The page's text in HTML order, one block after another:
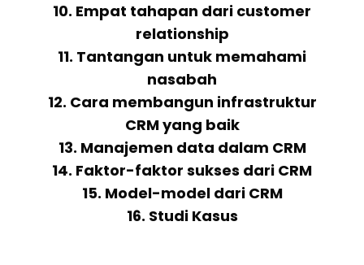
10. Empat tahapan dari customer
relationship
11. Tantangan untuk memahami
nasabah
12. Cara membangun infrastruktur
CRM yang baik
13. Manajemen data dalam CRM
14. Faktor-faktor sukses dari CRM
15. Model-model dari CRM
16. Studi Kasus